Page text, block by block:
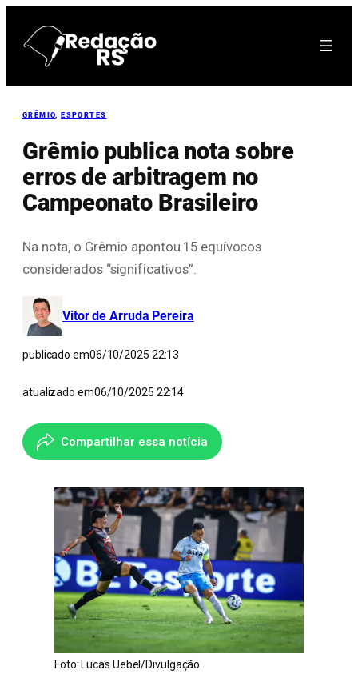
para
GRÊMIO, ESPORTES
Grêmio publica nota sobre
erros de arbitragem no
Campeonato Brasileiro
Na nota, o Grêmio apontou 15 equívocos
considerados “significativos”.
Vitor de Arruda Pereira
publicado em06/10/2025 22:13
atualizado em06/10/2025 22:14
Compartilhar essa notícia
Foto: Lucas Uebel/Divulgação